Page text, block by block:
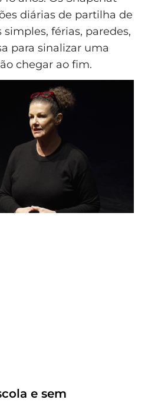
diárias de partilha de
férias, paredes,
para sinalizar uma
chegar ao fim.
e sem